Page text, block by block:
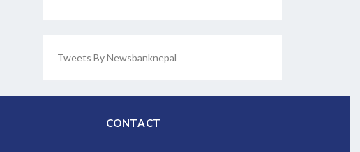
Tweets By Newsbanknepal
CONTACT